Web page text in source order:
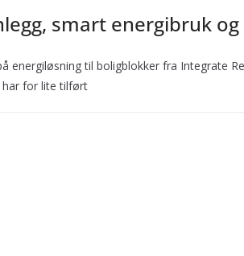
smart energibruk
energiløsning til boligblokker fra Integrate
har for lite tilført